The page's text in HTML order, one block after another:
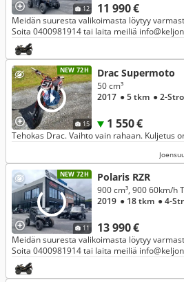
12 11 990 €
Meidän suuresta valikoimasta löytyy
Soita 0400981914 tai laita meiliä
yhdessä sopiva paketti juuri sinun tarpeisiin!
NEW 72H
15
Drac Supermoto
1 550 €
50 cm³
2017 ● 5 tkm ● 2-
Tehokas Drac. Vaihto vain rahaan. Kuljetus
NEW 72H
11
Polaris RZR
13 990 €
900 cm³, 900 60km/h
2019 ● 18 tkm ● 4-
Meidän suuresta valikoimasta löytyy
Soita 0400981914 tai laita meiliä
yhdessä sopiva paketti juuri sinun tarpeisiin!